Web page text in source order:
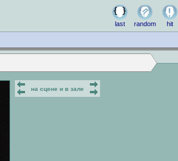
last random hit
на сцене и в зале